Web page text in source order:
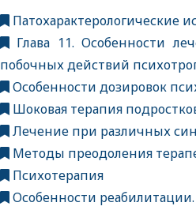
Патохарактерологические
Глава 11. Особенности
побочных действий
Особенности дозировок
Шоковая терапия
Лечение при различных
Методы преодоления
Психотерапия
Особенности